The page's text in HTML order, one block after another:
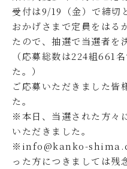
受付は9/19（金）で締切
おかげさまで定員をはる
たので、抽選で当選者を
（応募総数は224組661
た。）
ご応募いただきました皆
た。
※本日、当選された方々
いただきました。
※ info@kanko-
った方につきましては残